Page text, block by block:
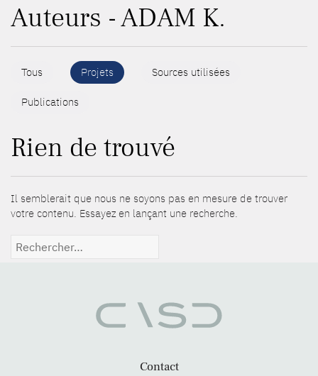
Auteurs - ADAM K.
Tous Projets Sources utilisées
Publications
Rien de trouvé
Il semblerait que nous ne soyons pas en mesure de trouver
votre contenu. Essayez en lançant une recherche.
Rechercher :
Contact